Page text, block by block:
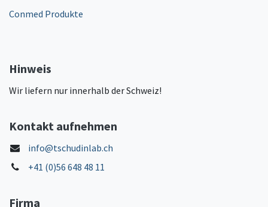
Conmed Produkte
Hinweis
Wir liefern nur innerhalb der Schweiz!
Kontakt aufnehmen
info@tschudinlab.ch
+41 (0)56 648 48 11
Firma